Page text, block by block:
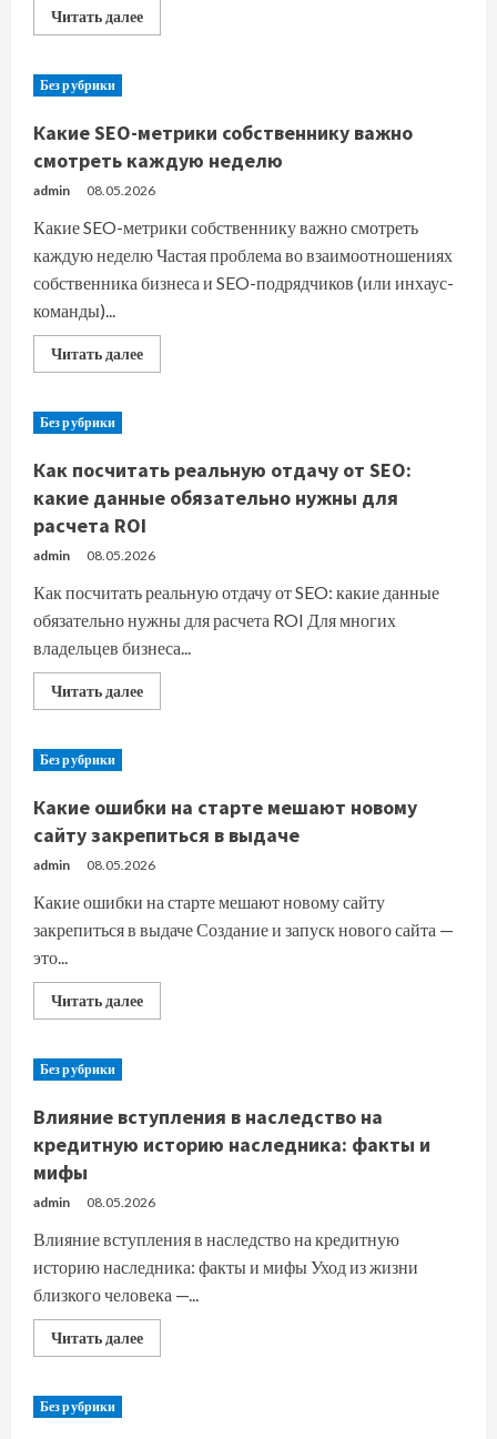
Читать далееПрочитать
больше
и
маркетплейс-
площадок:
стратегия
омниканальности
Без рубрики
Какие SEO-метрики собственнику важно
смотреть каждую неделю
admin 08.05.2026
Какие SEO-метрики собственнику важно смотреть
каждую неделю Частая проблема во взаимоотношениях
собственника бизнеса и SEO-подрядчиков (или инхаус-
команды)...
Читать далееПрочитать
больше
смотреть
каждую
неделю
Без рубрики
Как посчитать реальную отдачу от SEO:
какие данные обязательно нужны для
расчета ROI
admin 08.05.2026
Как посчитать реальную отдачу от SEO: какие данные
обязательно нужны для расчета ROI Для многих
владельцев бизнеса...
Читать далееПрочитать
больше
от
SEO:
какие
данные
обязательно
нужны
расчета
Без рубрики
Какие ошибки на старте мешают новому
сайту закрепиться в выдаче
admin 08.05.2026
Какие ошибки на старте мешают новому сайту
закрепиться в выдаче Создание и запуск нового сайта —
это...
Читать далееПрочитать
больше
новому
сайту
закрепиться
Без рубрики
Влияние вступления в наследство на
кредитную историю наследника: факты и
мифы
admin 08.05.2026
Влияние вступления в наследство на кредитную
историю наследника: факты и мифы Уход из жизни
близкого человека —...
Читать далееПрочитать
больше
Без рубрики